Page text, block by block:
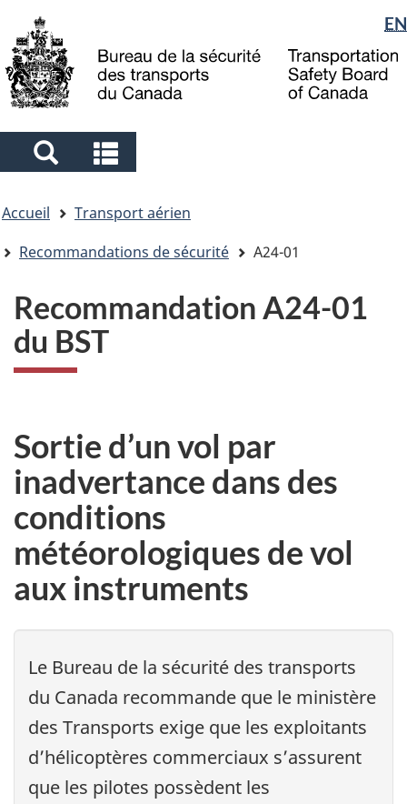
to
main
to
"About
government"
à
la
Sélection
de
la
langue
EN
Search
and
menus
and
menus
êtes
ici
Accueil
Transport aérien
Recommandations de sécurité
A24-01
Recommandation A24-01
du BST
Sortie d’un vol par
inadvertance dans des
conditions
météorologiques de vol
aux instruments
Le Bureau de la sécurité des transports
du Canada recommande que le ministère
des Transports exige que les exploitants
d’hélicoptères commerciaux s’assurent
que les pilotes possèdent les